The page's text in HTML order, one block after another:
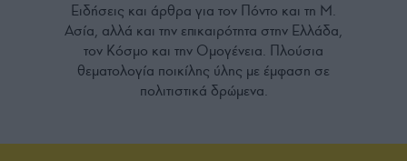
Ειδήσεις και άρθρα για τον Πόντο και τη Μ.
Ασία, αλλά και την επικαιρότητα στην Ελλάδα,
τον Κόσμο και την Ομογένεια. Πλούσια
θεματολογία ποικίλης ύλης με έμφαση σε
πολιτιστικά δρώμενα.